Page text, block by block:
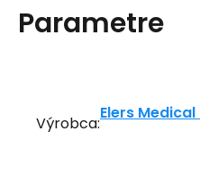
Parametre
Výrobca:
Elers